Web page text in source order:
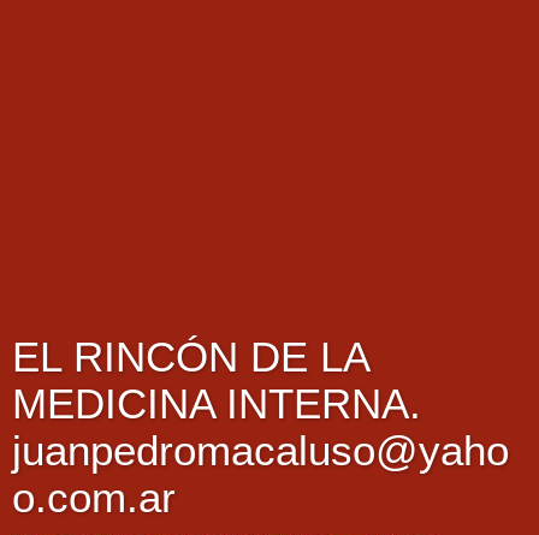
EL RINCÓN DE LA
MEDICINA INTERNA.
juanpedromacaluso@yaho
o.com.ar